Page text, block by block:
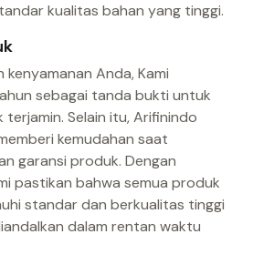
kualitas bahan yang tinggi.
kenyamanan Anda, Kami
sebagai tanda bukti untuk
Selain itu, Arifinindo
kemudahan saat
garansi produk. Dengan
pastikan bahwa semua produk
standar dan berkualitas tinggi
dalam rentan waktu